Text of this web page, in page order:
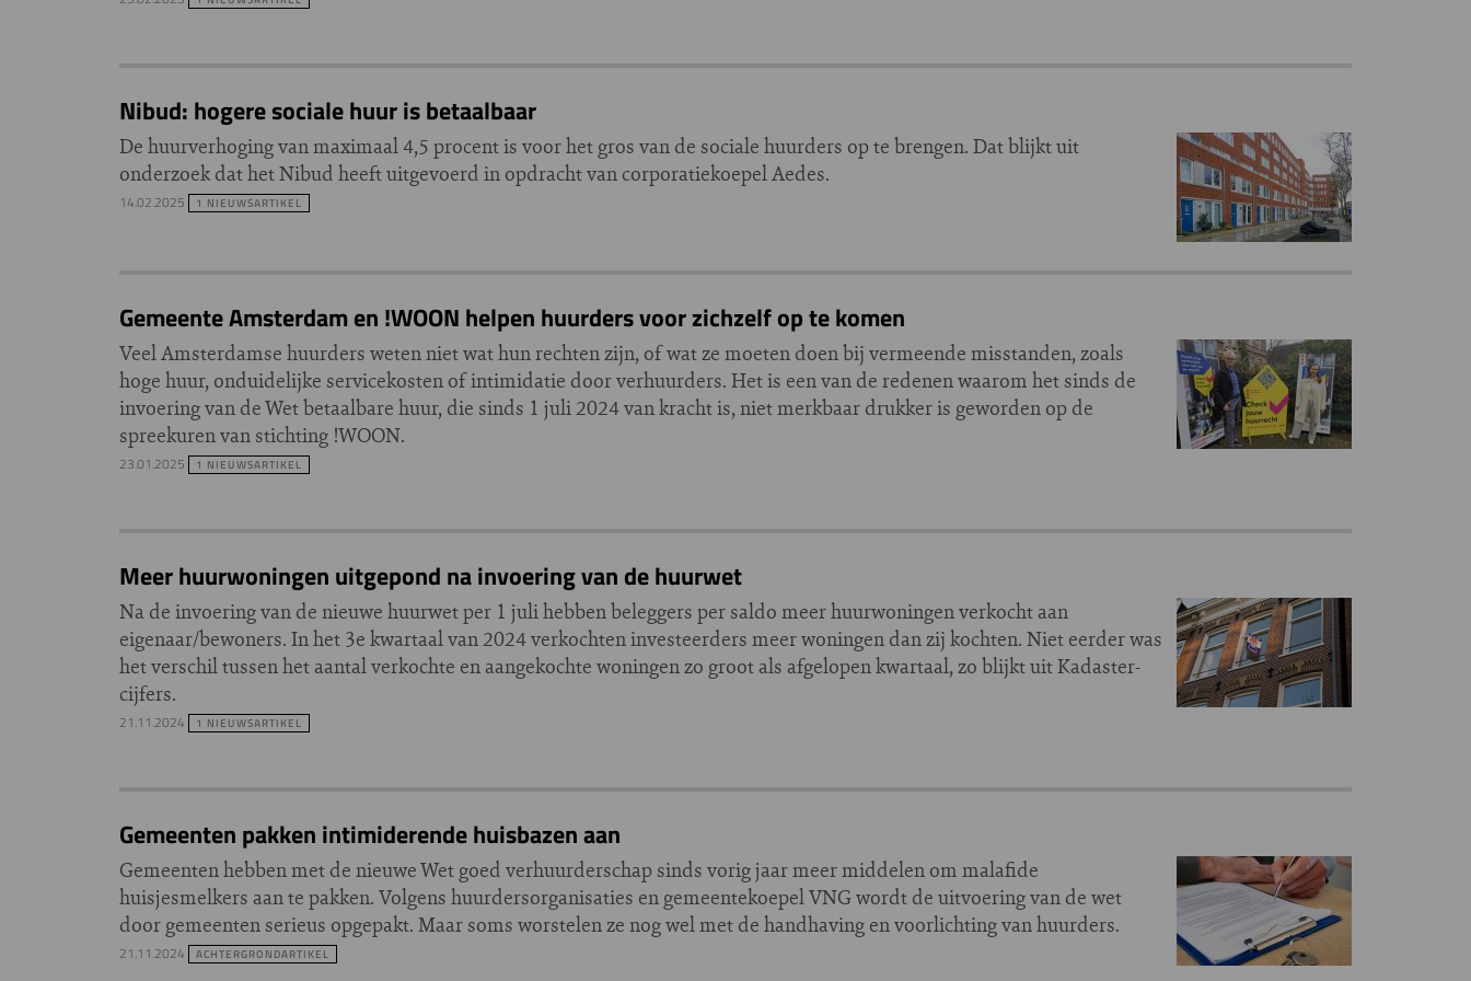
Nibud: hogere sociale huur is betaalbaar
De huurverhoging van maximaal 4,5 procent is voor het gros van de sociale huurders op te brengen. Dat blijkt uit
onderzoek dat het Nibud heeft uitgevoerd in opdracht van corporatiekoepel Aedes.
14.02.2025 1 NIEUWSARTIKEL
Gemeente Amsterdam en !WOON helpen huurders voor zichzelf op te komen
Veel Amsterdamse huurders weten niet wat hun rechten zijn, of wat ze moeten doen bij vermeende misstanden, zoals
hoge huur, onduidelijke servicekosten of intimidatie door verhuurders. Het is een van de redenen waarom het sinds de
invoering van de Wet betaalbare huur, die sinds 1 juli 2024 van kracht is, niet merkbaar drukker is geworden op de
spreekuren van stichting !WOON.
23.01.2025 1 NIEUWSARTIKEL
Meer huurwoningen uitgepond na invoering van de huurwet
Na de invoering van de nieuwe huurwet per 1 juli hebben beleggers per saldo meer huurwoningen verkocht aan
eigenaar/bewoners. In het 3e kwartaal van 2024 verkochten investeerders meer woningen dan zij kochten. Niet eerder was
het verschil tussen het aantal verkochte en aangekochte woningen zo groot als afgelopen kwartaal, zo blijkt uit Kadaster-
cijfers.
21.11.2024 1 NIEUWSARTIKEL
Gemeenten pakken intimiderende huisbazen aan
Gemeenten hebben met de nieuwe Wet goed verhuurderschap sinds vorig jaar meer middelen om malafide
huisjesmelkers aan te pakken. Volgens huurdersorganisaties en gemeentekoepel VNG wordt de uitvoering van de wet
door gemeenten serieus opgepakt. Maar soms worstelen ze nog wel met de handhaving en voorlichting van huurders.
21.11.2024 ACHTERGRONDARTIKEL